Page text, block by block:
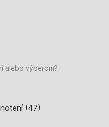
alebo výberom?
(47)